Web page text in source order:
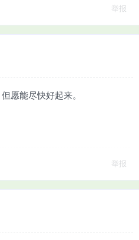
举报
愿能尽快好起来。
举报